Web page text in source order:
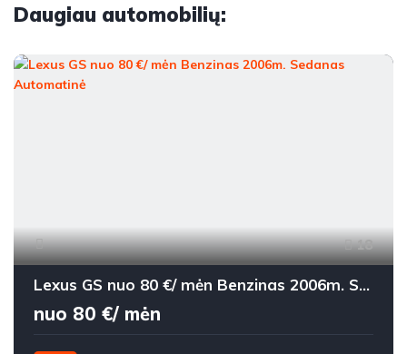
Daugiau automobilių:
18
Lexus GS nuo 80 €/ mėn Benzinas 2006m. Sedanas Automatinė
nuo 80 €/ mėn